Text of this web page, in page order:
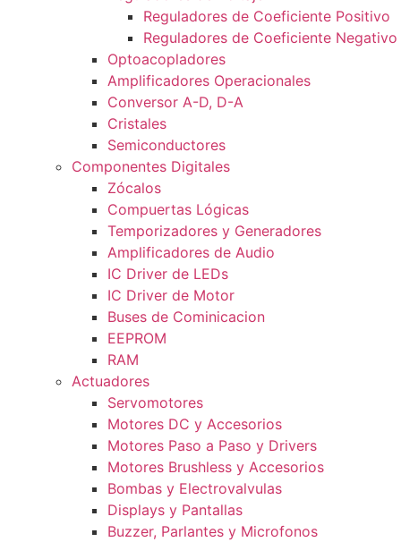
Reguladores de Coeficiente Positivo
Reguladores de Coeficiente Negativo
Optoacopladores
Amplificadores Operacionales
Conversor A-D, D-A
Cristales
Semiconductores
Componentes Digitales
Zócalos
Compuertas Lógicas
Temporizadores y Generadores
Amplificadores de Audio
IC Driver de LEDs
IC Driver de Motor
Buses de Cominicacion
EEPROM
RAM
Actuadores
Servomotores
Motores DC y Accesorios
Motores Paso a Paso y Drivers
Motores Brushless y Accesorios
Bombas y Electrovalvulas
Displays y Pantallas
Buzzer, Parlantes y Microfonos